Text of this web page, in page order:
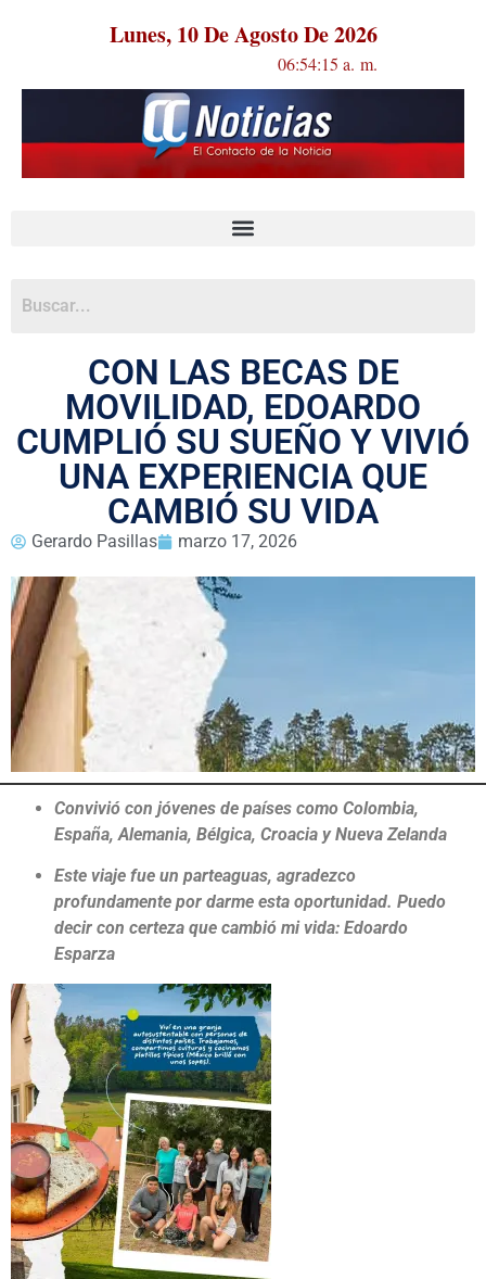
Lunes, 10 De Agosto De 2026
06:54:15 a. m.
CON LAS BECAS DE
MOVILIDAD, EDOARDO
CUMPLIÓ SU SUEÑO Y VIVIÓ
UNA EXPERIENCIA QUE
CAMBIÓ SU VIDA
Gerardo Pasillas marzo 17, 2026
Convivió con jóvenes de países como Colombia,
España, Alemania, Bélgica, Croacia y Nueva Zelanda
Este viaje fue un parteaguas, agradezco
profundamente por darme esta oportunidad. Puedo
decir con certeza que cambió mi vida: Edoardo
Esparza